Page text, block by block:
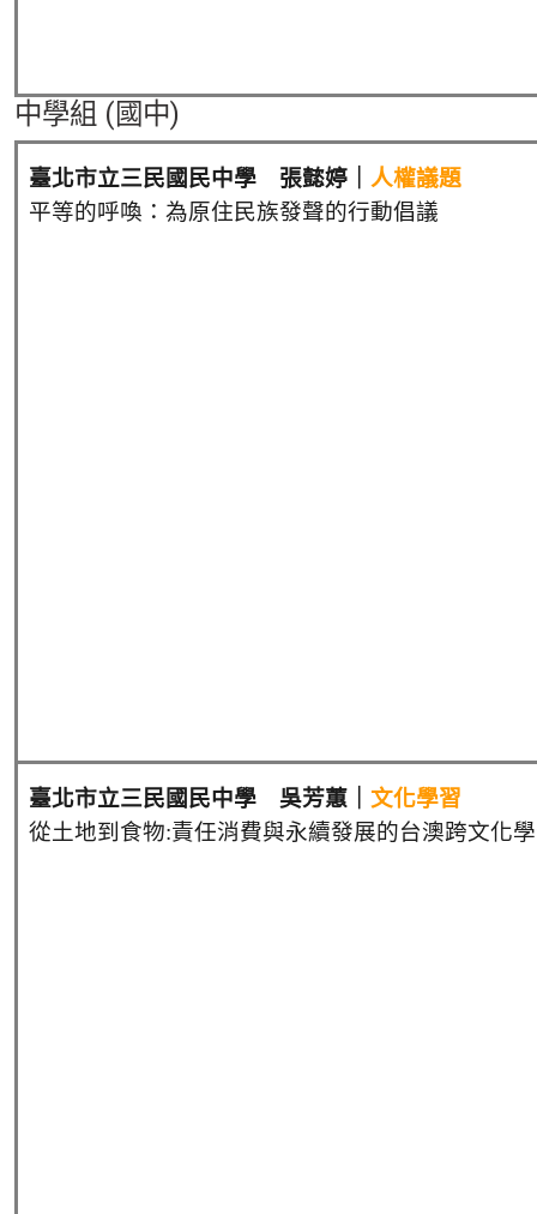
中學組 (國中)
臺北市立三民國民中學 張懿婷
人權議題
平等的呼喚：為原住民族發聲的行動倡議
臺北市立三民國民中學 吳芳蕙
文化學習
從土地到食物:責任消費與永續發展的台澳跨文化